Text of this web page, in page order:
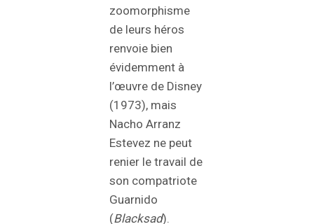
zoomorphisme
de leurs héros
renvoie bien
évidemment à
l’œuvre de Disney
(1973), mais
Nacho Arranz
Estevez ne peut
renier le travail de
son compatriote
Guarnido
(Blacksad).